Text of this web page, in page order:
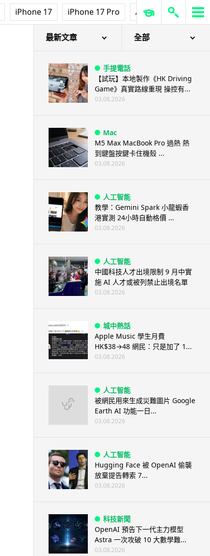
iPhone 17 iPhone 17 Pro AirPods Pro 3
最新文章 全部
手提電話
【試玩】本地製作《HK Driving
Game》真實路線重現 操控有...
03.08.2026
Mac
M5 Max MacBook Pro 過熱 熱
到鍵盤按鍵卡住機殼 ...
03.08.2026
人工智能
教學：Gemini Spark 小龍蝦香
港實測 24小時自動格價 ...
03.08.2026
人工智能
中國科技人才出境限制 9 月中實
施 AI 人才或被列禁止出境名單
03.08.2026
城中熱話
Apple Music 學生月費
HK$38→48 網民：只是加了 1...
03.08.2026
人工智能
被網民用來生成災難圖片 Google
Earth AI 功能一日...
03.08.2026
人工智能
Hugging Face 被 OpenAI 偷襲
放棄提告轉索 7...
03.08.2026
科技新聞
OpenAI 預告下一代主力模型
Astra 一次攻破 10 大數學難...
03.08.2026